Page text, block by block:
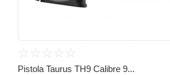
☆ ☆ ☆ ☆ ☆
Pistola Taurus TH9 Calibre 9...